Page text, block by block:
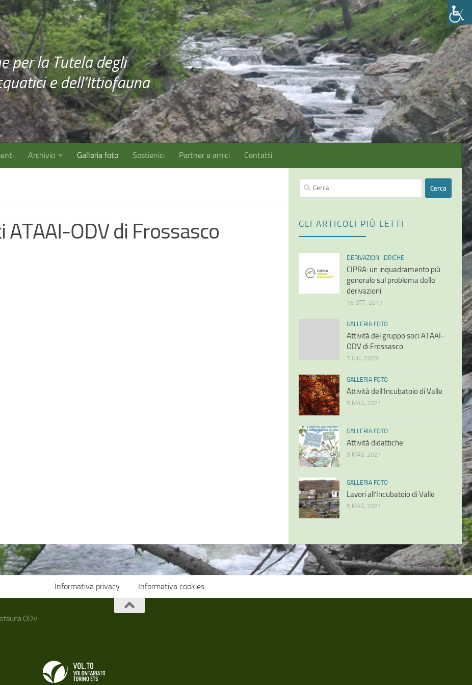
per la Tutela degli
e dell’Ittiofauna
Archivio Galleria foto Sostienici Partner e amici Contatti
ODV di Frossasco
Ricerca
per:
GLI ARTICOLI PIÙ LETTI
DERIVAZIONI IDRICHE
CIPRA: un inquadramento più
generale sul problema delle
derivazioni
16 OTT, 2017
GALLERIA FOTO
Attività del gruppo soci ATAAI-
ODV di Frossasco
7 GIU, 2023
GALLERIA FOTO
Attività dell’Incubatoio di Valle
5 MAG, 2021
GALLERIA FOTO
Attività didattiche
5 MAG, 2021
GALLERIA FOTO
Lavori all’Incubatoio di Valle
5 MAG, 2021
Informativa privacy Informativa cookies
ODV